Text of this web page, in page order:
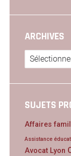
ARCHIVES
Archives
SUJETS
Affaires
Assistance
Avocat Lyon